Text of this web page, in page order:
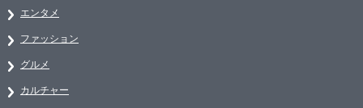
エンタメ
ファッション
グルメ
カルチャー